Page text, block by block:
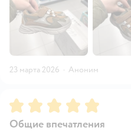
23 марта 2026 · Аноним
Рейтинг:5
Общие впечатления